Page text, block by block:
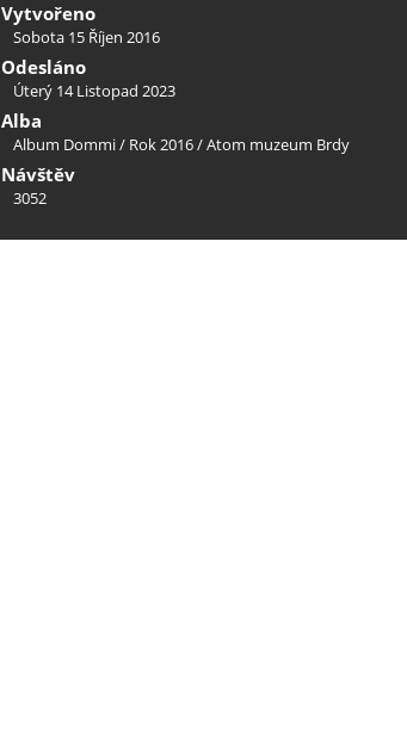
Vytvořeno
Sobota 15 Říjen 2016
Odesláno
Úterý 14 Listopad 2023
Alba
Album Dommi/ Rok 2016/Atom muzeum Brdy
Návštěv
3052